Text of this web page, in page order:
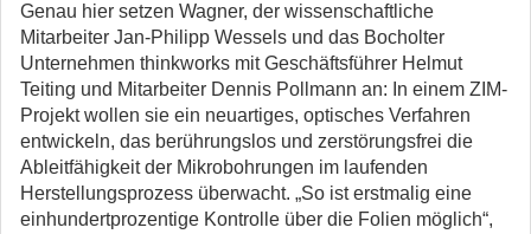
Genau hier setzen Wagner, der wissenschaftliche
Mitarbeiter Jan-Philipp Wessels und das Bocholter
Unternehmen thinkworks mit Geschäftsführer Helmut
Teiting und Mitarbeiter Dennis Pollmann an: In einem ZIM-
Projekt wollen sie ein neuartiges, optisches Verfahren
entwickeln, das berührungslos und zerstörungsfrei die
Ableitfähigkeit der Mikrobohrungen im laufenden
Herstellungsprozess überwacht. „So ist erstmalig eine
einhundertprozentige Kontrolle über die Folien möglich“,